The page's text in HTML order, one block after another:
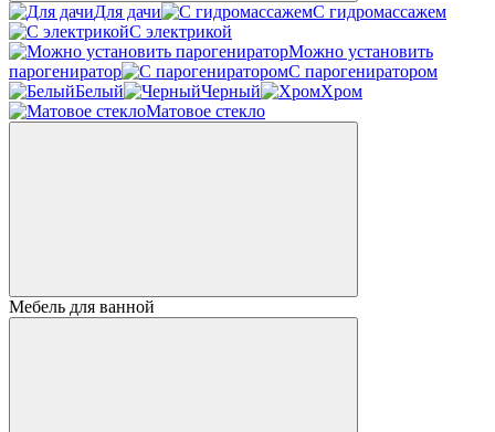
Для дачи
С гидромассажем
С электрикой
Можно установить
парогениратор
С парогениратором
Белый
Черный
Хром
Матовое стекло
Мебель для ванной